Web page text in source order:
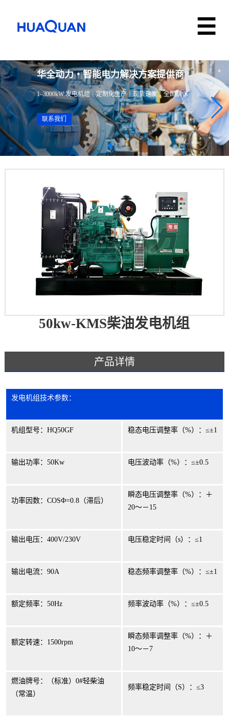
华全动力・智能电力解决方案提供商
1–3000kW 发电机组｜定制化生产｜现货速发｜全国联保
联系我们
50kw-KMS柴油发电机组
产品详情
发电机组技术参数：
机组型号： HQ50GF 稳态电压调整率（%）：≤±1
输出功率： 50Kw 电压波动率（%）：≤±0.5
功率因数： COSΦ=0.8（滞后）
瞬态电压调整率（%）：＋
20～－ 15
输出电压： 400V/230V 电压稳定时间（s）：≤1
输出电流： 90A 稳态频率调整率（%）：≤±1
额定频率： 50Hz 频率波动率（%）：≤±0.5
额定转速： 1500rpm
瞬态频率调整率（%）：＋
10～－ 7
燃油牌号：（标准） 0#轻柴油
（常温）
频率稳定时间（S）：≤3